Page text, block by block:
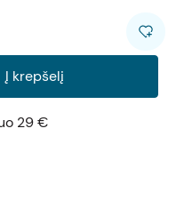
Į krepšelį
29 €